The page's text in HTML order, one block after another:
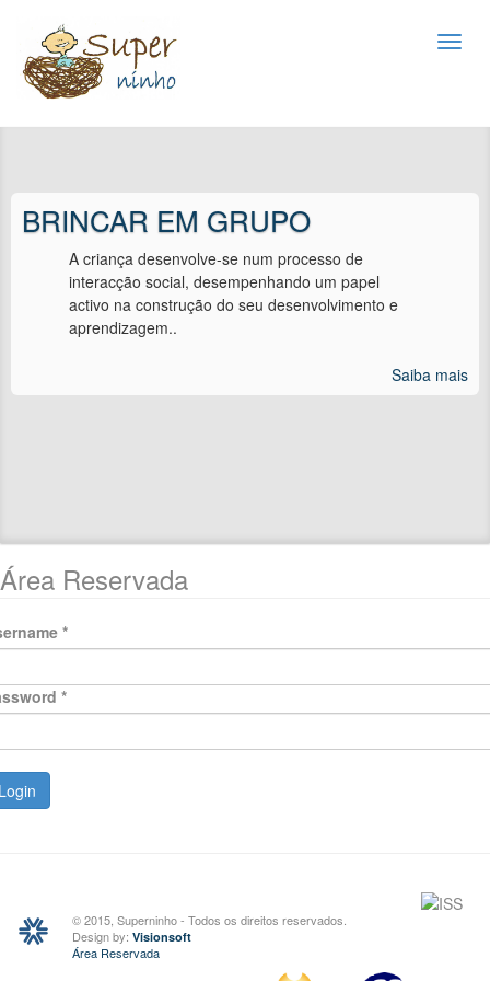
BRINCAR EM GRUPO
A criança desenvolve-se num processo de
interacção social, desempenhando um papel
activo na construção do seu desenvolvimento e
aprendizagem..
Saiba mais
Área Reservada
*
*
© 2015, Superninho - Todos os direitos reservados.
Design by: Visionsoft
Área Reservada